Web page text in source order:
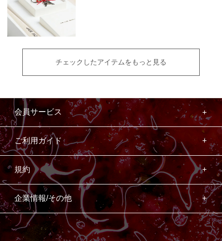
チェックしたアイテムをもっと見る
会員サービス
ご利用ガイド
規約
企業情報/その他